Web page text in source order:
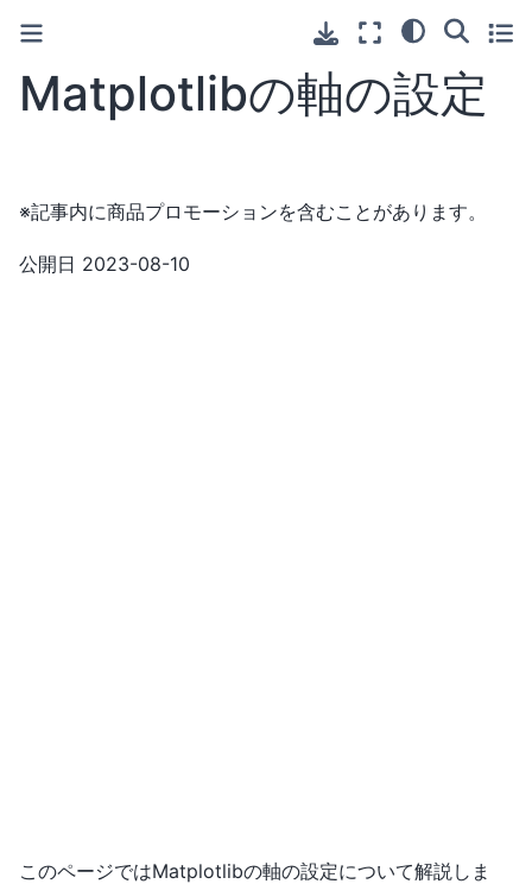
Matplotlibの軸の設定
※記事内に商品プロモーションを含むことがあります。
公開日 2023-08-10
このページではMatplotlibの軸の設定について解説しま